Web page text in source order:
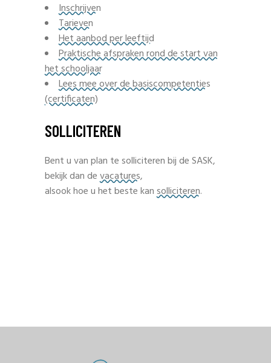
Inschrijven
Tarieven
Het aanbod per leeftijd
Praktische afspraken rond de start van
het schooljaar
Lees mee over de basiscompetenties
(certificaten)
SOLLICITEREN
Bent u van plan te solliciteren bij de SASK,
bekijk dan devacatures,
alsook hoe u het beste kan solliciteren.